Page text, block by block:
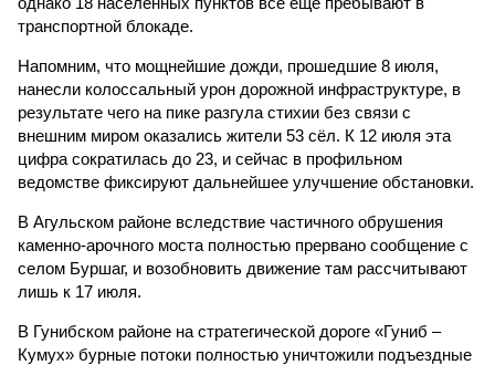
транспортной блокаде.
Напомним, что мощнейшие дожди, прошедшие 8 июля,
нанесли колоссальный урон дорожной инфраструктуре, в
результате чего на пике разгула стихии без связи с
внешним миром оказались жители 53 сёл. К 12 июля эта
цифра сократилась до 23, и сейчас в профильном
ведомстве фиксируют дальнейшее улучшение обстановки.
В Агульском районе вследствие частичного обрушения
каменно-арочного моста полностью прервано сообщение с
селом Буршаг, и возобновить движение там рассчитывают
лишь к 17 июля.
В Гунибском районе на стратегической дороге «Гуниб –
Кумух» бурные потоки полностью уничтожили подъездные